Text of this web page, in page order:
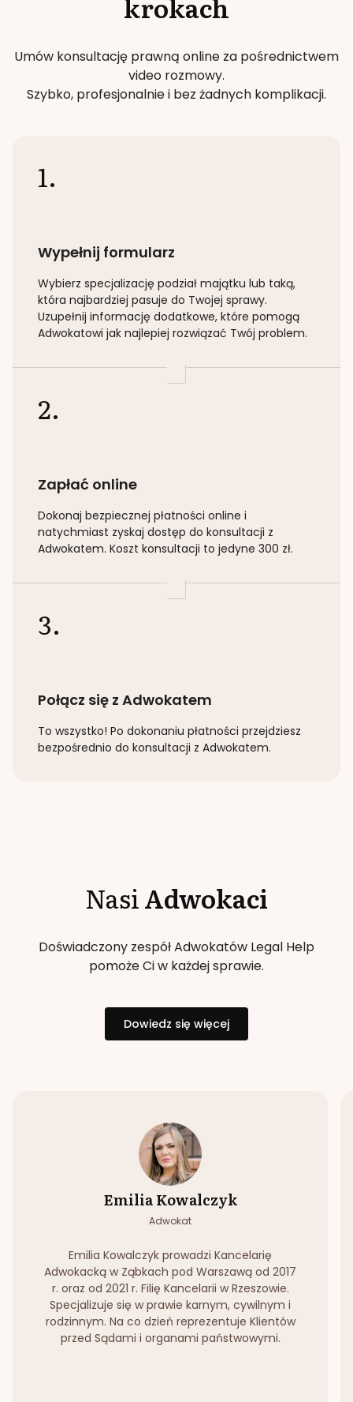
Umów konsultację prawną online za pośrednictwem
video rozmowy.
Szybko, profesjonalnie i bez żadnych komplikacji.
1.
Wypełnij formularz
Wybierz specjalizację podział majątku lub taką,
która najbardziej pasuje do Twojej sprawy.
Uzupełnij informację dodatkowe, które pomogą
Adwokatowi jak najlepiej rozwiązać Twój problem.
2.
Zapłać online
Dokonaj bezpiecznej płatności online i
natychmiast zyskaj dostęp do konsultacji z
Adwokatem. Koszt konsultacji to jedyne 300 zł.
3.
Połącz się z Adwokatem
To wszystko! Po dokonaniu płatności przejdziesz
bezpośrednio do konsultacji z Adwokatem.
NasiAdwokaci
Doświadczony zespół Adwokatów Legal Help
pomoże Ci w każdej sprawie.
Dowiedz się więcej
Emilia Kowalczyk
Adwokat
Emilia Kowalczyk prowadzi Kancelarię
Adwokacką w Ząbkach pod Warszawą od 2017
r. oraz od 2021 r. Filię Kancelarii w Rzeszowie.
Specjalizuje się w prawie karnym, cywilnym i
rodzinnym. Na co dzień reprezentuje Klientów
przed Sądami i organami państwowymi.